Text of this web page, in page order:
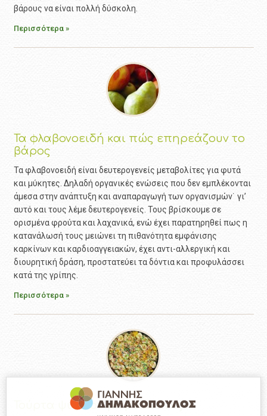
βάρους να είναι πολλή δύσκολη.
Περισσότερα »
Τα φλαβονοειδή και πώς επηρεάζουν το
βάρος
Τα φλαβονοειδή είναι δευτερογενείς μεταβολίτες για φυτά
και μύκητες. Δηλαδή οργανικές ενώσεις που δεν εμπλέκονται
άμεσα στην ανάπτυξη και αναπαραγωγή των οργανισμών˙ γι’
αυτό και τους λέμε δευτερογενείς. Τους βρίσκουμε σε
ορισμένα φρούτα και λαχανικά, ενώ έχει παρατηρηθεί πως η
κατανάλωσή τους μειώνει τη πιθανότητα εμφάνισης
καρκίνων και καρδιοαγγειακών, έχει αντι-αλλεργική και
διουρητική δράση, προστατεύει τα δόντια και προφυλάσσει
κατά της γρίπης.
Περισσότερα »
Τούρτα ψυγείου με μπανάνες